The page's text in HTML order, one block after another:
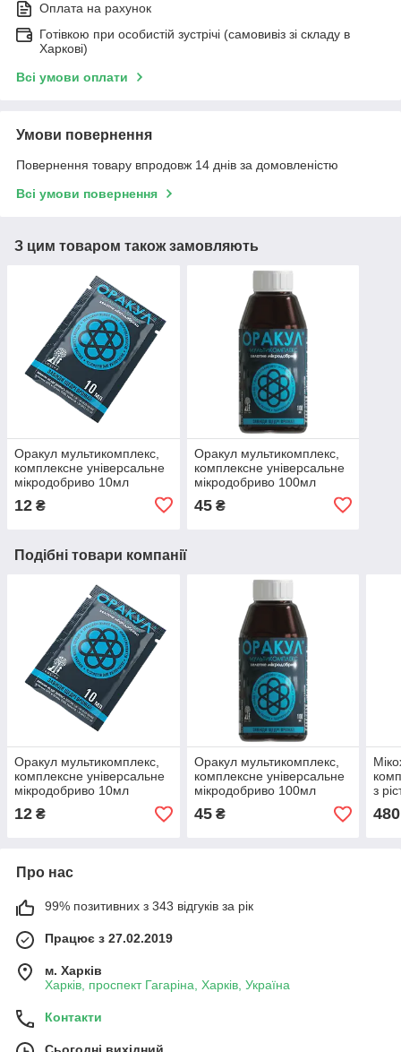
Оплата на рахунок
Готівкою при особистій зустрічі (самовивіз зі складу в
Харкові)
Всі умови оплати
Умови повернення
Повернення товару впродовж 14 днів за домовленістю
Всі умови повернення
З цим товаром також замовляють
Оракул мультикомплекс,
комплексне універсальне
мікродобриво 10мл
12 ₴
Оракул мультикомплекс,
комплексне універсальне
мікродобриво 100мл
45₴
Подібні товари компанії
Оракул мультикомплекс,
комплексне універсальне
мікродобриво 10мл
12 ₴
Оракул мультикомплекс,
комплексне універсальне
мікродобриво 100мл
45₴
з
480
Про нас
99% позитивних з 343 відгуків за рік
Працює з 27.02.2019
м. Харків
Харків, проспект Гагаріна, Харків, Україна
Контакти